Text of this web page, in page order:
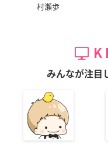
村瀬歩
みんなが注目